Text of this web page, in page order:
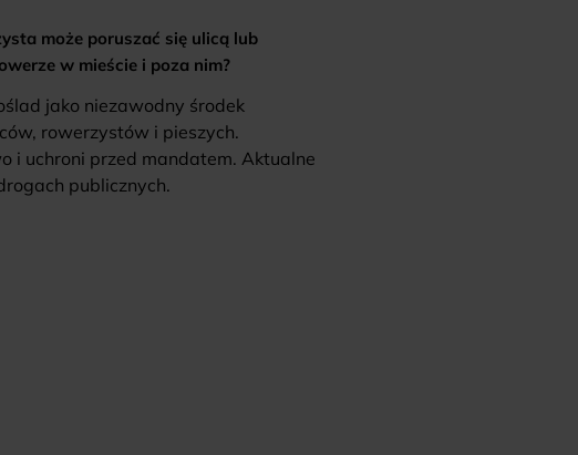
może poruszać się ulicą lub
w mieście i poza nim?
jako niezawodny środek
rowerzystów i pieszych.
i uchroni przed mandatem. Aktualne
publicznych.